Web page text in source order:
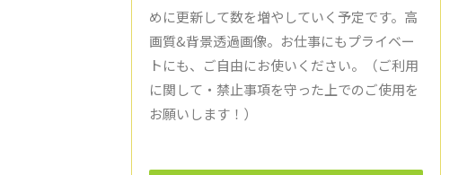
めに更新して数を増やしていく予定です。高
画質&背景透過画像。お仕事にもプライベー
トにも、ご自由にお使いください。（ご利用
に関して・禁止事項を守った上でのご使用を
お願いします！）